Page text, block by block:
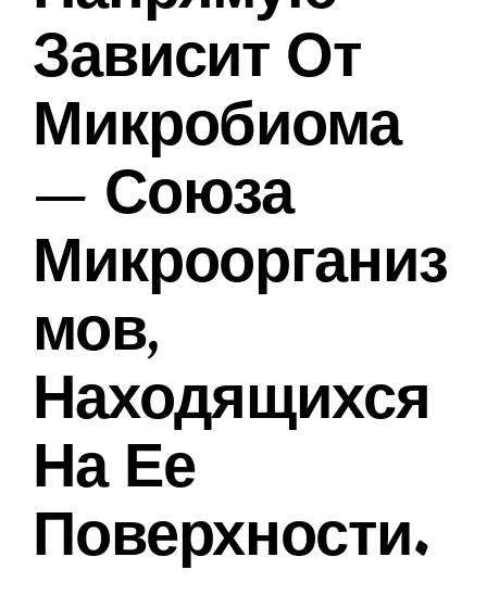
Зависит От
Микробиома
— Союза
Микроорганиз
Мов,
Находящихся
На Ее
Поверхности.